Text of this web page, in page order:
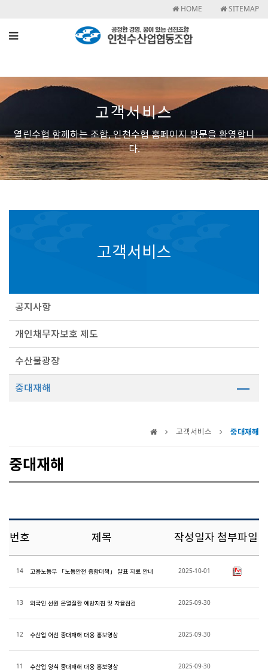
HOME SITEMAP
고객서비스
열린수협 함께하는 조합, 인천수협 홈페이지 방문을 환영합니
다.
고객서비스
공지사항
개인채무자보호 제도
수산물광장
중대재해
고객서비스 중대재해
중대재해
번호 제목 작성일자 첨부파일
14 고용노동부 「노동안전 종합대책」 발표 자료 안내 2025-10-01
13 외국인 선원 온열질환 예방지침 및 자율점검 2025-09-30
12 수산업 어선 중대재해 대응 홍보영상 2025-09-30
11 수산업 양식 중대재해 대응 홍보영상 2025-09-30